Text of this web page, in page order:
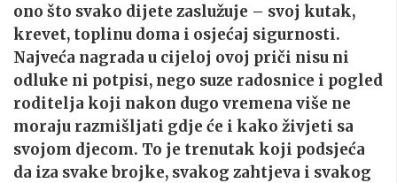
ono što svako dijete zaslužuje – svoj kutak,
krevet, toplinu doma i osjećaj sigurnosti.
Najveća nagrada u cijeloj ovoj priči nisu ni
odluke ni potpisi, nego suze radosnice i pogled
roditelja koji nakon dugo vremena više ne
moraju razmišljati gdje će i kako živjeti sa
svojom djecom. To je trenutak koji podsjeća
da iza svake brojke, svakog zahtjeva i svakog